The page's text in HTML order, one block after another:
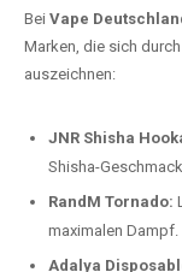
Bei Vape
Marken, die sich
auszeichnen:
JNR Shisha
Shisha-
RandM Tornado:
maximalen Dampf.
Adalya